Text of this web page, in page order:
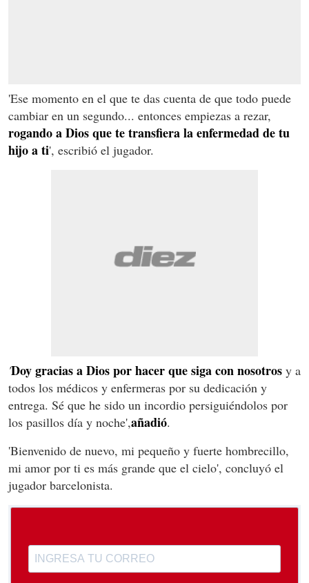
'Ese momento en el que te das cuenta de que todo puede
cambiar en un segundo... entonces empiezas a rezar,
rogando a Dios que te transfiera la enfermedad de tu
hijo a ti', escribió el jugador.
'Doy gracias a Dios por hacer que siga con nosotros y a
todos los médicos y enfermeras por su dedicación y
entrega. Sé que he sido un incordio persiguiéndolos por
los pasillos día y noche',añadió.
'Bienvenido de nuevo, mi pequeño y fuerte hombrecillo,
mi amor por ti es más grande que el cielo', concluyó el
jugador barcelonista.